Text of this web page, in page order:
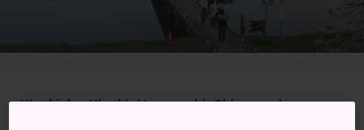
Kisukicho Kisuki, Unnan-shi, Shimane-ken